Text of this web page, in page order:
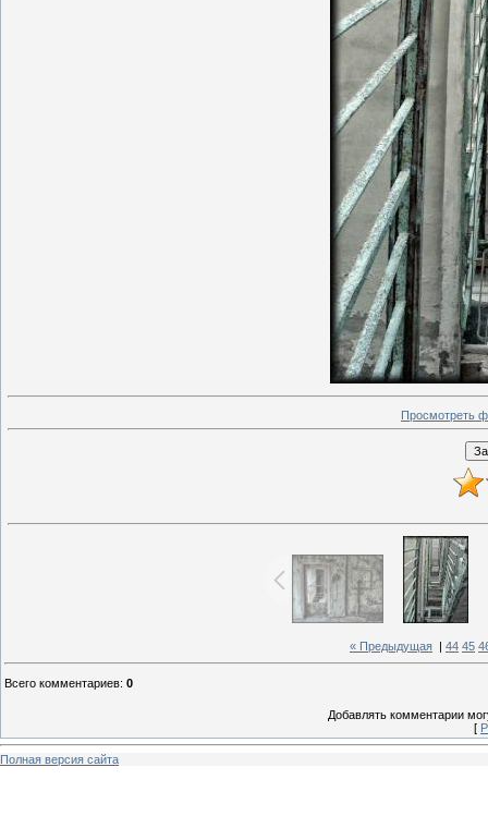
Просмотреть
« Предыдущая 44 45
Всего комментариев: 0
Добавлять комментарии
[
Полная версия сайта